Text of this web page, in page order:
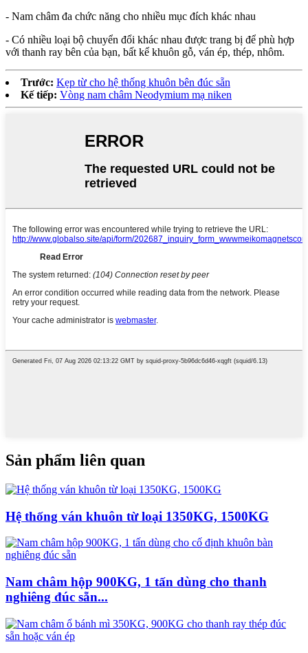
- Nam châm đa chức năng cho nhiều mục đích khác nhau
- Có nhiều loại bộ chuyển đổi khác nhau được trang bị để phù hợp
với thanh ray bên của bạn, bất kể khuôn gỗ, ván ép, thép, nhôm.
Trước: Kẹp từ cho hệ thống khuôn bên đúc sẵn
Kế tiếp: Vòng nam châm Neodymium mạ niken
Sản phẩm liên quan
Hệ thống ván khuôn từ loại 1350KG, 1500KG
Nam châm hộp 900KG, 1 tấn dùng cho thanh
nghiêng đúc sẵn...